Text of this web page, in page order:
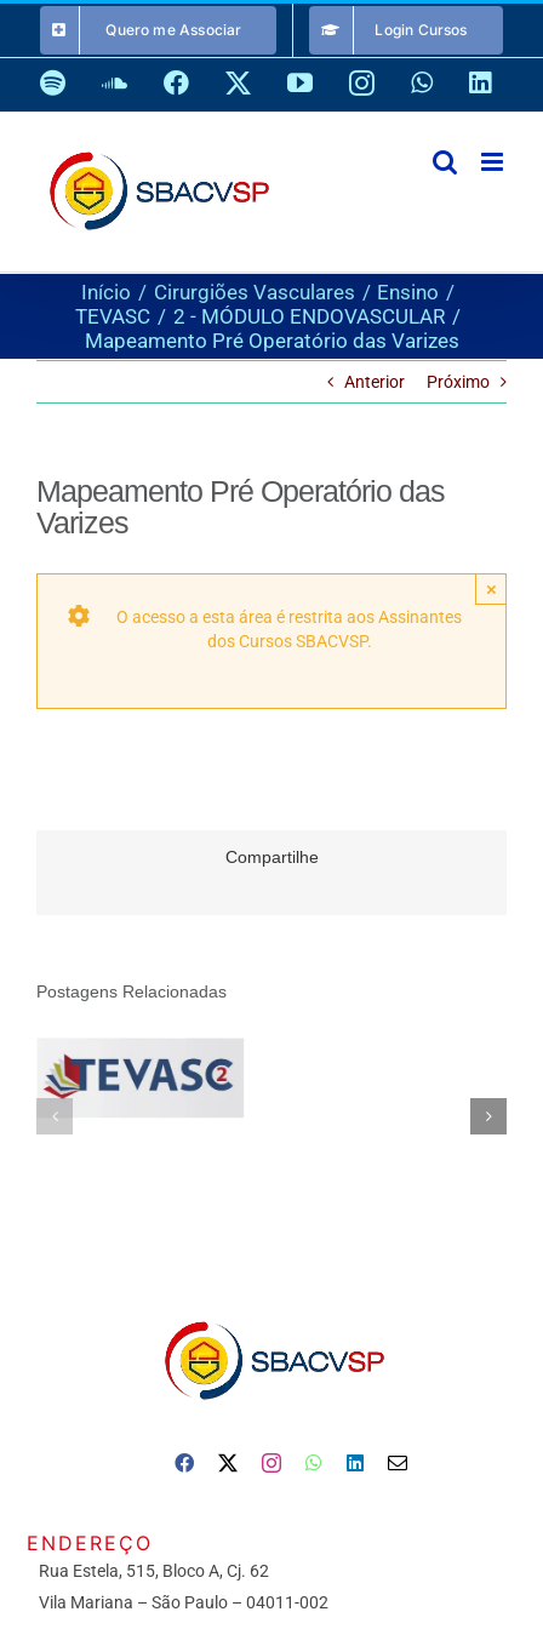
o
conteúdo
Quero me Associar Login Cursos
SpotifySoundCloud
Facebook YouTubeInstagramWhatsApp
Início Cirurgiões Vasculares
Ensino
TEVASC
2 - MÓDULO ENDOVASCULAR
Mapeamento Pré Operatório das Varizes
Anterior Próximo
Mapeamento Pré Operatório das
Varizes
O acesso a esta área é restrita aos Assinantes
dos Cursos SBACVSP.
×
Compartilhe
Postagens Relacionadas
ENDEREÇO
Rua Estela, 515, Bloco A, Cj. 62
Vila Mariana – São Paulo – 04011-002